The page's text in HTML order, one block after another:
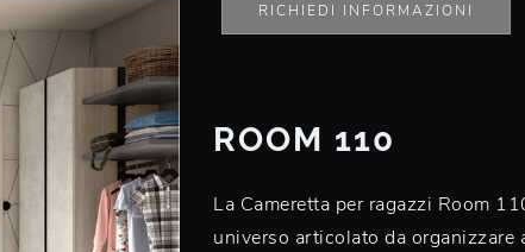
RICHIEDI INFORMAZIONI
ROOM 110
La Cameretta per ragazzi Room
universo articolato da